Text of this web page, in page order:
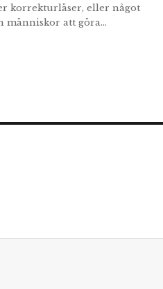
korrekturläser, eller något
människor att göra…